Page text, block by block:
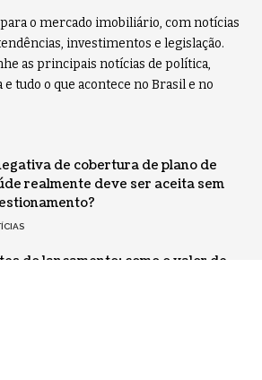
o mercado imobiliário, com notícias
investimentos e legislação.
as principais notícias de política,
tudo o que acontece no Brasil e no
de cobertura de plano de
realmente deve ser aceita sem
do lançamento: como o valor de